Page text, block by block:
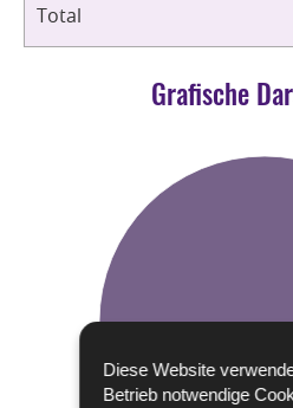
Diese Website
Betrieb notwendige
Total
Grafische